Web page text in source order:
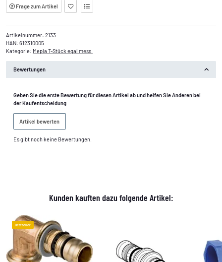
Frage zum Artikel
Artikelnummer: 2133
HAN: 612310005
Kategorie: Mepla T-Stück egal mess.
Bewertungen
Geben Sie die erste Bewertung für diesen Artikel ab und helfen Sie Anderen bei
der Kaufentscheidung
Artikel bewerten
Es gibt noch keine Bewertungen.
Kunden kauften dazu folgende Artikel:
Bestseller